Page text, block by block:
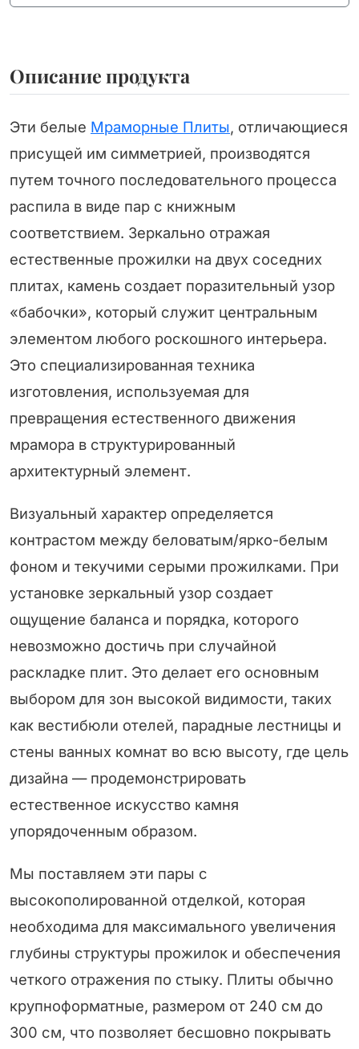
Описание продукта
Эти белые Мраморные Плиты, отличающиеся
присущей им симметрией, производятся
путем точного последовательного процесса
распила в виде пар с книжным
соответствием. Зеркально отражая
естественные прожилки на двух соседних
плитах, камень создает поразительный узор
«бабочки», который служит центральным
элементом любого роскошного интерьера.
Это специализированная техника
изготовления, используемая для
превращения естественного движения
мрамора в структурированный
архитектурный элемент.
Визуальный характер определяется
контрастом между беловатым/ярко-белым
фоном и текучими серыми прожилками. При
установке зеркальный узор создает
ощущение баланса и порядка, которого
невозможно достичь при случайной
раскладке плит. Это делает его основным
выбором для зон высокой видимости, таких
как вестибюли отелей, парадные лестницы и
стены ванных комнат во всю высоту, где цель
дизайна — продемонстрировать
естественное искусство камня
упорядоченным образом.
Мы поставляем эти пары с
высокополированной отделкой, которая
необходима для максимального увеличения
глубины структуры прожилок и обеспечения
четкого отражения по стыку. Плиты обычно
крупноформатные, размером от 240 см до
300 см, что позволяет бесшовно покрывать